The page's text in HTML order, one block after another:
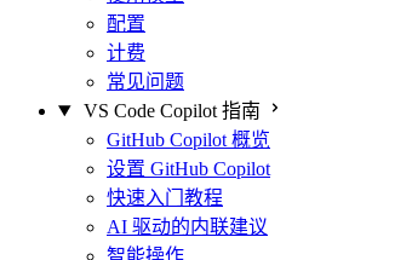
配置
计费
常见问题
VS Code Copilot 指南
GitHub Copilot 概览
设置 GitHub Copilot
快速入门教程
AI 驱动的内联建议
智能操作